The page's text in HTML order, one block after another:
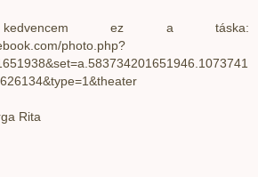
kedvencem ez a táska:
photo.php?
Rita